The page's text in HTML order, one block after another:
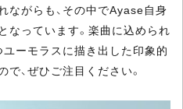
ながらも、その中でAyase自身
なっています。楽曲に込められ
ーモラスに描き出した印象的
、ぜひご注目ください。